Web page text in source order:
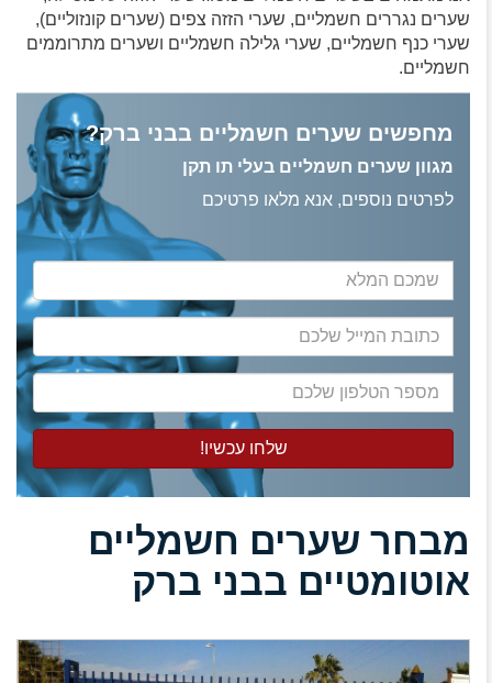
שערים נגררים חשמליים, שערי הזזה צפים (שערים קונזוליים),
שערי כנף חשמליים, שערי גלילה חשמליים ושערים מתרוממים
חשמליים.
מחפשים שערים חשמליים בבני ברק?
מגוון שערים חשמליים בעלי תו תקן
לפרטים נוספים, אנא מלאו פרטיכם
שמכם
המלא
כתובת
המייל
שלכם
מספר
הטלפון
שלכם
מבחר שערים חשמליים
אוטומטיים בבני ברק